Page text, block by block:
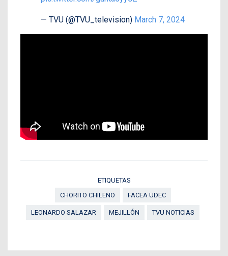
— TVU (@TVU_television) March 7, 2024
ETIQUETAS
CHORITO CHILENO
FACEA UDEC
LEONARDO SALAZAR MEJILLÓN TVU NOTICIAS